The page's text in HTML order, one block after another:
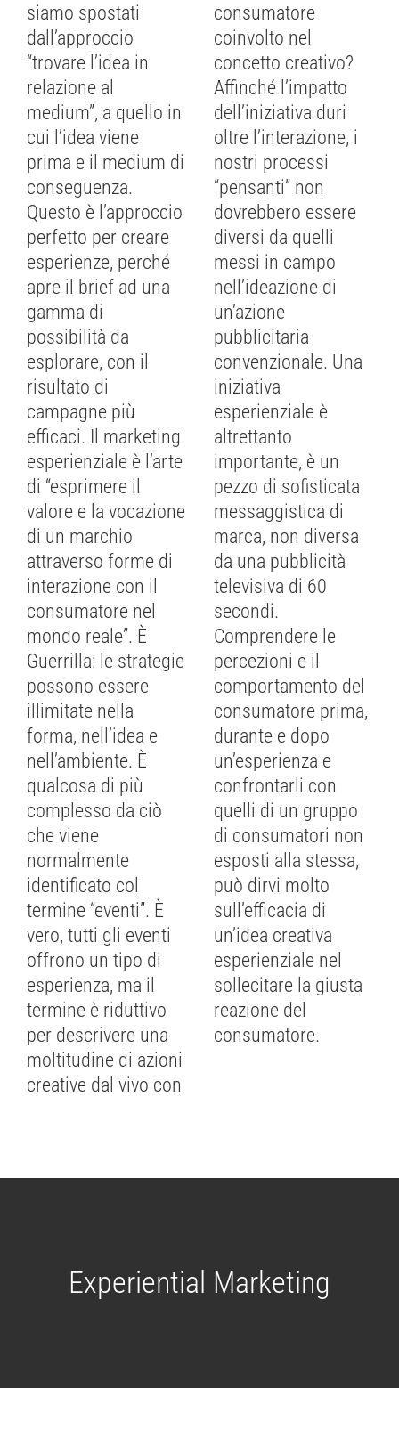
siamo spostati
dall’approccio
“trovare l’idea in
relazione al
medium”, a quello in
cui l’idea viene
prima e il medium di
conseguenza.
Questo è l’approccio
perfetto per creare
esperienze, perché
apre il brief ad una
gamma di
possibilità da
esplorare, con il
risultato di
campagne più
efficaci. Il marketing
esperienziale è l’arte
di “esprimere il
valore e la vocazione
di un marchio
attraverso forme di
interazione con il
consumatore nel
mondo reale”. È
Guerrilla: le strategie
possono essere
illimitate nella
forma, nell’idea e
nell’ambiente. È
qualcosa di più
complesso da ciò
che viene
normalmente
identificato col
termine “eventi”. È
vero, tutti gli eventi
offrono un tipo di
esperienza, ma il
termine è riduttivo
per descrivere una
moltitudine di azioni
creative dal vivo con
consumatore
coinvolto nel
concetto creativo?
Affinché l’impatto
dell’iniziativa duri
oltre l’interazione, i
nostri processi
“pensanti” non
dovrebbero essere
diversi da quelli
messi in campo
nell’ideazione di
un’azione
pubblicitaria
convenzionale. Una
iniziativa
esperienziale è
altrettanto
importante, è un
pezzo di sofisticata
messaggistica di
marca, non diversa
da una pubblicità
televisiva di 60
secondi.
Comprendere le
percezioni e il
comportamento del
consumatore prima,
durante e dopo
un’esperienza e
confrontarli con
quelli di un gruppo
di consumatori non
esposti alla stessa,
può dirvi molto
sull’efficacia di
un’idea creativa
esperienziale nel
sollecitare la giusta
reazione del
consumatore.
Experiential Marketing